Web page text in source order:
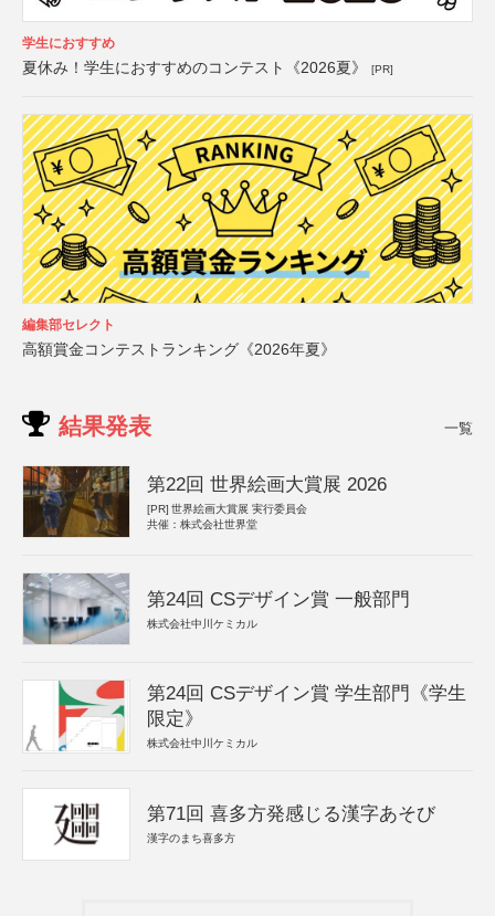
学生におすすめ
夏休み！学生におすすめのコンテスト《2026夏》 [PR]
編集部セレクト
高額賞金コンテストランキング《2026年夏》
結果発表 一覧
第22回 世界絵画大賞展 2026
[PR] 世界絵画大賞展 実行委員会
共催：株式会社世界堂
第24回 CSデザイン賞 一般部門
株式会社中川ケミカル
第24回 CSデザイン賞 学生部門《学生
限定》
株式会社中川ケミカル
第71回 喜多方発感じる漢字あそび
漢字のまち喜多方